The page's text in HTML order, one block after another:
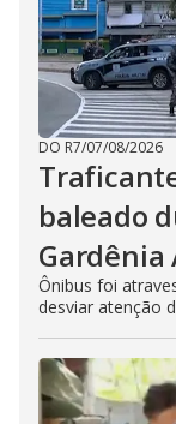
DO R7/07/08/2026
baleado
Gardênia
Ônibus foi
desviar atenção